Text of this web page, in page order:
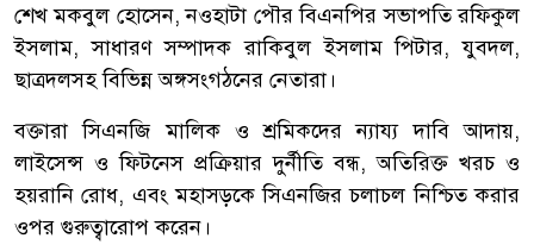
শেখ মকবুল হোসেন, নওহাটা পৌর বিএনপির সভাপতি রফিকুল
ইসলাম, সাধারণ সম্পাদক রাকিবুল ইসলাম পিটার, যুবদল,
ছাত্রদলসহ বিভিন্ন অঙ্গসংগঠনের নেতারা।
বক্তারা সিএনজি মালিক ও শ্রমিকদের ন্যায্য দাবি আদায়,
লাইসেন্স ও ফিটনেস প্রক্রিয়ার দুর্নীতি বন্ধ, অতিরিক্ত খরচ ও
হয়রানি রোধ, এবং মহাসড়কে সিএনজির চলাচল নিশ্চিত করার
ওপর গুরুত্বারোপ করেন।